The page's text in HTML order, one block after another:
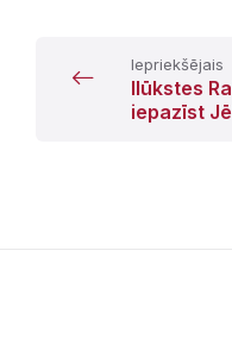
Iepriekšējais
Ilūkstes
iepazīst